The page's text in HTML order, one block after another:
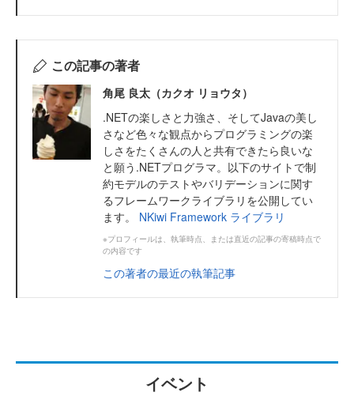
この記事の著者
角尾 良太（カクオ リョウタ）
.NETの楽しさと力強さ、そしてJavaの美し
さなど色々な観点からプログラミングの楽
しさをたくさんの人と共有できたら良いな
と願う.NETプログラマ。以下のサイトで制
約モデルのテストやバリデーションに関す
るフレームワークライブラリを公開してい
ます。 NKiwi Framework ライブラリ
※プロフィールは、執筆時点、または直近の記事の寄稿時点で
の内容です
この著者の最近の執筆記事
イベント